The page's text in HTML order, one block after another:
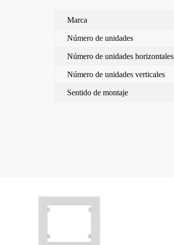
Marca
Número de unidades
Número de unidades horizontales
Número de unidades verticales
Sentido de montaje